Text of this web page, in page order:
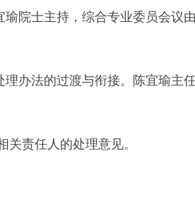
院士主持，综合专业委员会议
办法的过渡与衔接。陈宜瑜主
责任人的处理意见。